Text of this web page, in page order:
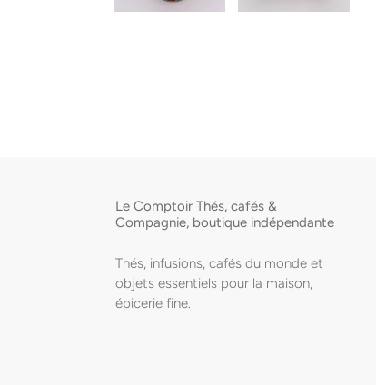
Le Comptoir Thés, cafés &
Compagnie, boutique indépendante
Thés, infusions, cafés du monde et
objets essentiels pour la maison,
épicerie fine.